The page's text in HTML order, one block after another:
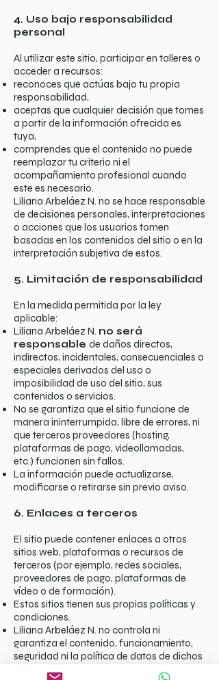
4. Uso bajo responsabilidad
personal
Al utilizar este sitio, participar en talleres o
acceder a recursos:
reconoces que actúas bajo tu propia
responsabilidad,
aceptas que cualquier decisión que tomes
a partir de la información ofrecida es
tuya,
comprendes que el contenido no puede
reemplazar tu criterio ni el
acompañamiento profesional cuando
este es necesario.
Liliana Arbeláez N. no se hace responsable
de decisiones personales, interpretaciones
o acciones que los usuarios tomen
basadas en los contenidos del sitio o en la
interpretación subjetiva de estos.
5. Limitación de responsabilidad
En la medida permitida por la ley
aplicable:
Liliana Arbeláez N. no será
responsable de daños directos,
indirectos, incidentales, consecuenciales o
especiales derivados del uso o
imposibilidad de uso del sitio, sus
contenidos o servicios.
No se garantiza que el sitio funcione de
manera ininterrumpida, libre de errores, ni
que terceros proveedores (hosting,
plataformas de pago, videollamadas,
etc.) funcionen sin fallos.
La información puede actualizarse,
modificarse o retirarse sin previo aviso.
6. Enlaces a terceros
El sitio puede contener enlaces a otros
sitios web, plataformas o recursos de
terceros (por ejemplo, redes sociales,
proveedores de pago, plataformas de
vídeo o de formación).
Estos sitios tienen sus propias políticas y
condiciones.
Liliana Arbeláez N. no controla ni
garantiza el contenido, funcionamiento,
seguridad ni la política de datos de dichos
sitios externos.